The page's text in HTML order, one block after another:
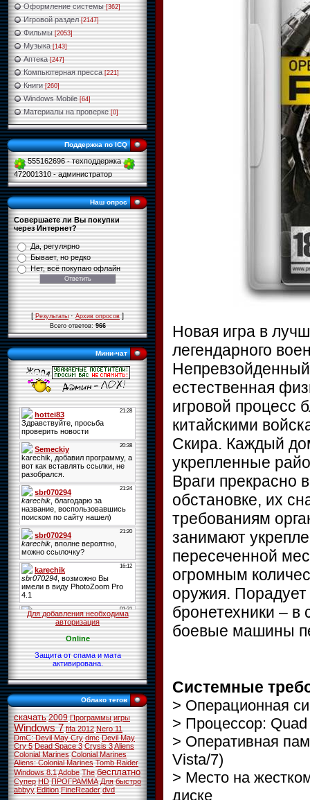
Оформление системы [362]
Игровой раздел [2147]
Фильмы [2053]
Музыка [143]
Аптека [247]
Компьютерная пресса [221]
Книги [260]
Windows Mobile [64]
Материалы на проверке [0]
Поддержка по ICQ
555162696 - техподдержка
472001310 - администратор
Наш опрос
Совершаете ли Вы покупки
через Интернет?
Да, регулярно
Бывает, но редко
Нет, всё покупаю офлайн
[Результаты·Архив опросов]
Всего ответов:966
Мини-чат
Для добавления необходима
авторизация
Online
Защита от спама и мата
активирована.
Облако тегов
скачать 2009 Программы игры
Windows 7 fifa 2012 Nero 11
DmC: Devil May Cry dmc Devil May
Cry 5 Dead Space 3 Crysis 3Aliens
Colonial Marines Colonial Marines
Aliens: Colonial Marines Tomb Raider
Windows 8.1Adobe The бесплатно
Супер HD ПРОГРАММА Для быстро
abbyy Edition FineReader dvd
Новая игра в
легендарного
естественная
игровой процесс
китайскими
Скира. Каждый
укрепленные
Враги прекрасно
обстановке, их
требованиям
занимают
пересеченной
огромным
оружия.
бронетехники –
боевые машины
Системные
> Операционная
> Процессор:
> Оперативная
Vista/7)
> Место на
диске